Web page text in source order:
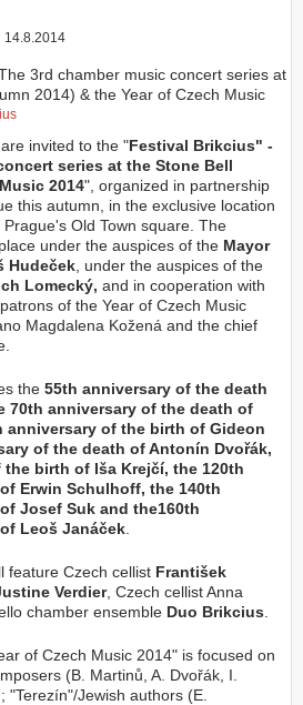
14.8.2014
invited to the "Festival Brikcius" -
series at the Stone Bell
2014", organized in partnership
this autumn, in the exclusive location
Old Town square. The
under the auspices of the Mayor
Hudeček , under the auspices of the
Lomecký, and in cooperation with
of the Year of Czech Music
Magdalena Kožená and the chief
the 55th anniversary of the death
70th anniversary of the death of
anniversary of the birth of Gideon
of the death of Antonín Dvořák,
birth of Iša Krejčí, the 120th
Erwin Schulhoff, the 140th
Josef Suk and the160th
Leoš Janáček
feature Czech cellist František
Verdier, Czech cellist Anna
chamber ensemble Duo Brikcius
of Czech Music 2014" is focused on
(B. Martinů, A. Dvořák, I.
"Terezín"/Jewish authors (E.